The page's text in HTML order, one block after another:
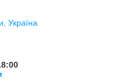
Україна